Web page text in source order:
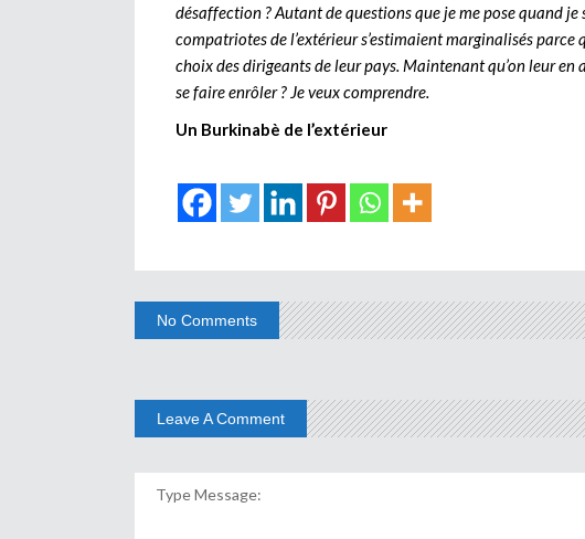
désaffection ? Autant de questions que je me pose quand
compatriotes de l’extérieur s’estimaient marginalisés parce
choix des dirigeants de leur pays. Maintenant qu’on leur
se faire enrôler ? Je veux comprendre.
Un Burkinabè de l’extérieur
No Comments
Leave A Comment